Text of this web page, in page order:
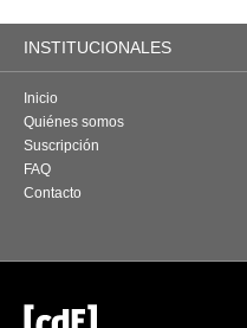
INSTITUCIONALES
Inicio
Quiénes somos
Suscripción
FAQ
Contacto